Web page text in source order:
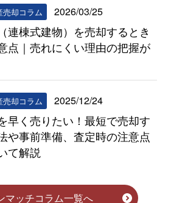
売却コラム 2026/03/25
連棟式建物）を売却するとき
点｜売れにくい理由の把握が
売却コラム 2025/12/24
早く売りたい！最短で売却す
や事前準備、査定時の注意点
て解説
マッチコラム一覧へ